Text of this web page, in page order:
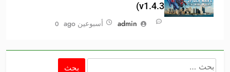
v1.4.3)
admin
أسبوعين ago 0
البحث